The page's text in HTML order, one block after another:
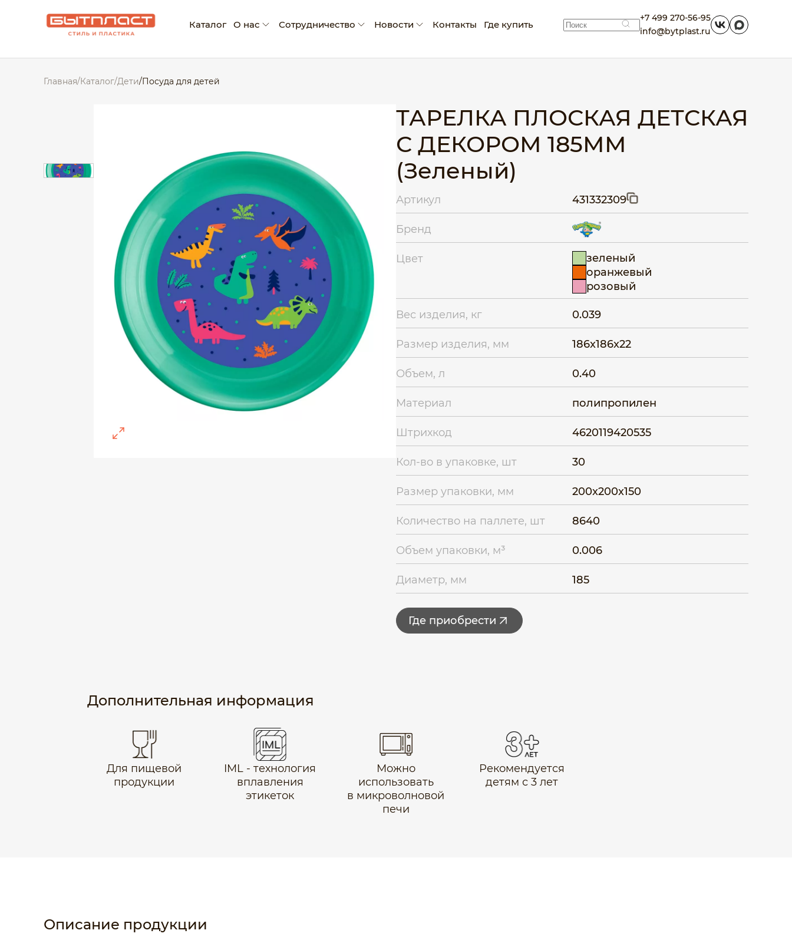
Каталог О нас
О компании
Сотрудничество
Условия сотрудничества
Экскурсия на производство
Новости
Новости
Контакты Где купить
+7 499 270-56-95
info@bytplast.ru
Главная/Каталог/Дети/Посуда для детей
ТАРЕЛКА ПЛОСКАЯ ДЕТСКАЯ
С ДЕКОРОМ 185ММ
(Зеленый)
Артикул 431332309
Бренд
Цвет
зеленый
оранжевый
розовый
Вес изделия, кг 0.039
Размер изделия, мм 186x186x22
Объем, л 0.40
Материал полипропилен
Штрихкод 4620119420535
Кол-во в упаковке, шт 30
Размер упаковки, мм 200x200x150
Количество на паллете, шт 8640
Объем упаковки, м³ 0.006
Диаметр, мм 185
Где приобрести
Дополнительная информация
Для пищевой
продукции
IML - технология
вплавления
этикеток
Можно
использовать
в микроволновой
печи
Рекомендуется
детям с 3 лет
Описание продукции